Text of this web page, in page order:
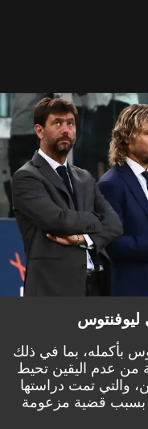
ليوفنتوس
بأكمله، بما في ذلك
من عدم اليقين تحيط
والتي تمت دراستها
بسبب قضية مزعومة